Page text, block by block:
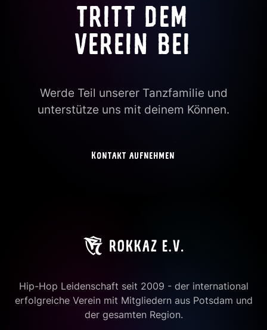
TRITT DEM
VEREIN BEI
Werde Teil unserer Tanzfamilie und
unterstütze uns mit deinem Können.
Kontakt aufnehmen
Hip-Hop Leidenschaft seit 2009 - der international
erfolgreiche Verein mit Mitgliedern aus Potsdam und
der gesamten Region.